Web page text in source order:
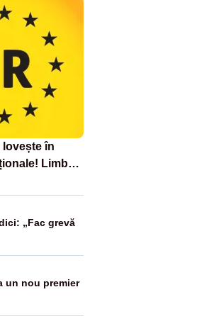
în
Limba
Limba
„Fac grevă
un nou premier